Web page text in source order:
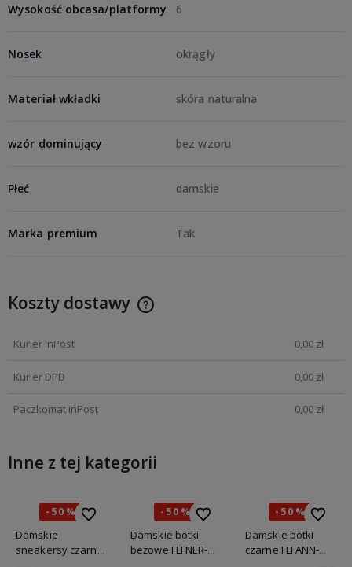
Wysokość obcasa/platformy 6
Nosek okrągły
Materiał wkładki skóra naturalna
wzór dominujący bez wzoru
Płeć damskie
Marka premium Tak
Koszty dostawy
Kurier InPost 0,00 zł
Kurier DPD 0,00 zł
Paczkomat inPost 0,00 zł
Inne z tej kategorii
-50%
Promocja
Damskie
sneakersy czarne
Do ulubionych
Do ulubionych
-50%
Promocja
Damskie botki
beżowe FLFNER-
Do ulubionych
Do ulubionych
-50%
Promocja
Damskie botki
czarne FLFANN-
Do
Do